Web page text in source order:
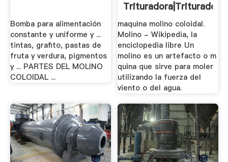
Bomba para alimentación
constante y uniforme y ...
tintas, grafito, pastas de
fruta y verdura, pigmentos
y ... PARTES DEL MOLINO
COLOIDAL ...
Trituradora|Trituradora
.
maquina molino coloidal.
Molino - Wikipedia, la
enciclopedia libre Un
molino es un artefacto o m
quina que sirve para moler
utilizando la fuerza del
viento o del agua.